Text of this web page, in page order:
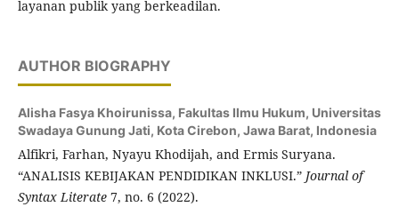
layanan publik yang berkeadilan.
AUTHOR BIOGRAPHY
Alisha Fasya Khoirunissa, Fakultas Ilmu Hukum, Universitas
Swadaya Gunung Jati, Kota Cirebon, Jawa Barat, Indonesia
Alfikri, Farhan, Nyayu Khodijah, and Ermis Suryana.
“ANALISIS KEBIJAKAN PENDIDIKAN INKLUSI.” Journal of
Syntax Literate7, no. 6 (2022).